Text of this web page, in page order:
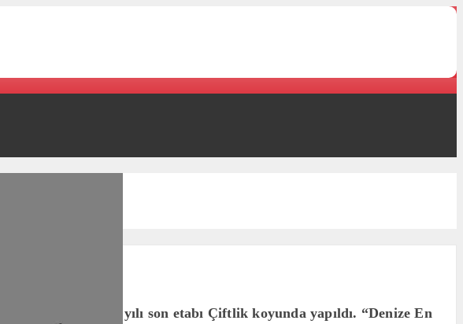
2024 yılı son etabı Çiftlik koyunda yapıldı. “Denize En